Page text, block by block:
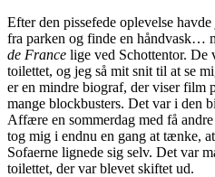
Efter den pissefede oplevelse
fra parken og finde en håndvask…
de France lige ved Schottentor. De
toilettet, og jeg så mit snit til at se
er en mindre biograf, der viser film
mange blockbusters. Det var i den
Affære en sommerdag med få
tog mig i endnu en gang at tænke,
Sofaerne lignede sig selv. Det var
toilettet, der var blevet skiftet ud.